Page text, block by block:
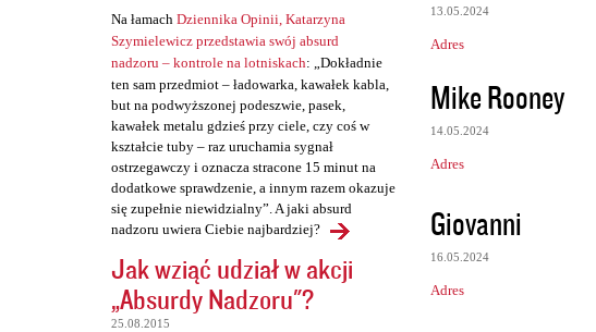
Na łamach Dziennika Opinii, Katarzyna
Szymielewicz przedstawia swój absurd
nadzoru – kontrole na lotniskach: „Dokładnie
ten sam przedmiot – ładowarka, kawałek kabla,
but na podwyższonej podeszwie, pasek,
kawałek metalu gdzieś przy ciele, czy coś w
kształcie tuby – raz uruchamia sygnał
ostrzegawczy i oznacza stracone 15 minut na
dodatkowe sprawdzenie, a innym razem okazuje
się zupełnie niewidzialny”. A jaki absurd
nadzoru uwiera Ciebie najbardziej?
Jak wziąć udział w akcji
„Absurdy Nadzoru"?
25.08.2015
13.05.2024
Adres
Mike Rooney
14.05.2024
Adres
Giovanni
16.05.2024
Adres